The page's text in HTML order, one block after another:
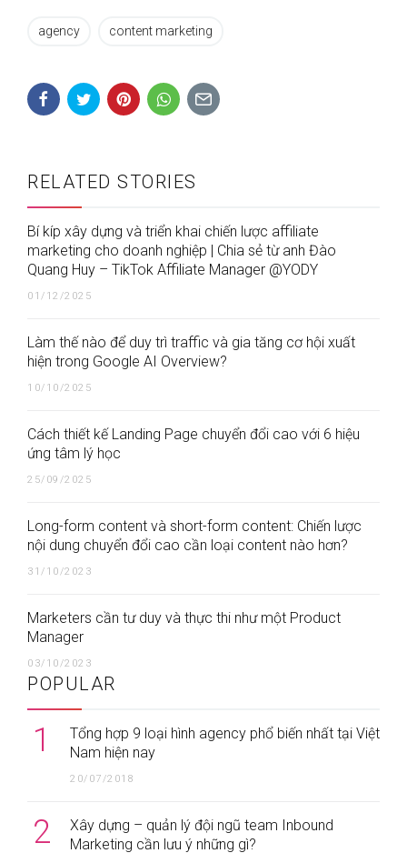
agency content marketing
RELATED STORIES
Bí kíp xây dựng và triển khai chiến lược affiliate
marketing cho doanh nghiệp | Chia sẻ từ anh Đào
Quang Huy – TikTok Affiliate Manager @YODY
01/12/2025
Làm thế nào để duy trì traffic và gia tăng cơ hội xuất
hiện trong Google AI Overview?
10/10/2025
Cách thiết kế Landing Page chuyển đổi cao với 6 hiệu
ứng tâm lý học
25/09/2025
Long-form content và short-form content: Chiến lược
nội dung chuyển đổi cao cần loại content nào hơn?
31/10/2023
Marketers cần tư duy và thực thi như một Product
Manager
03/10/2023
POPULAR
1
Tổng hợp 9 loại hình agency phổ biến nhất tại Việt
Nam hiện nay
20/07/2018
2
Xây dựng – quản lý đội ngũ team Inbound
Marketing cần lưu ý những gì?